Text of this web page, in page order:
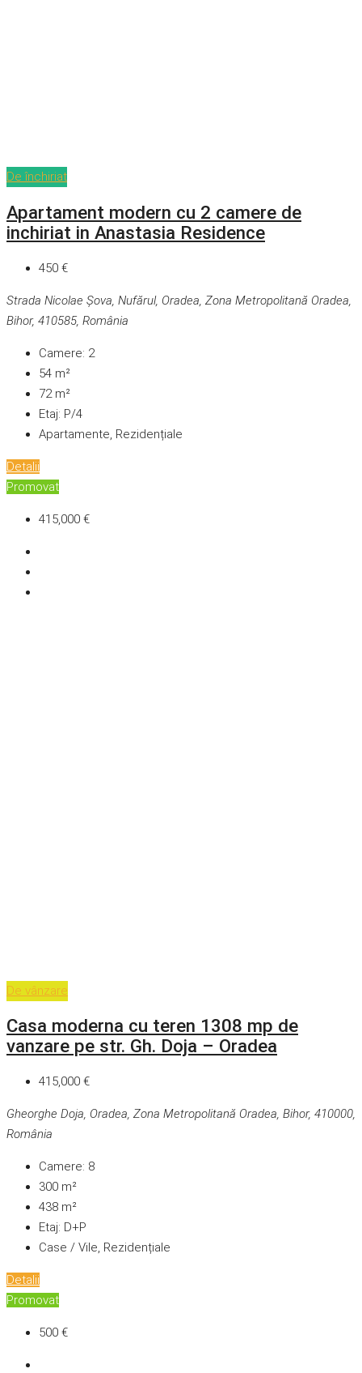
De închiriat
Apartament modern cu 2 camere de
inchiriat in Anastasia Residence
450 €
Strada Nicolae Șova, Nufărul, Oradea, Zona Metropolitană Oradea,
Bihor, 410585, România
Camere: 2
54 m²
72m²
Etaj: P/4
Apartamente, Rezidențiale
Detalii
Promovat
415,000 €
De vânzare
Casa moderna cu teren 1308 mp de
vanzare pe str. Gh. Doja – Oradea
415,000 €
Gheorghe Doja, Oradea, Zona Metropolitană Oradea, Bihor, 410000,
România
Camere: 8
300 m²
438 m²
Etaj: D+P
Case / Vile, Rezidențiale
Detalii
Promovat
500 €